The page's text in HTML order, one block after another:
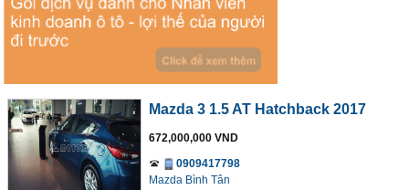
Mazda 3 1.5 AT Hatchback 2017
672,000,000 VND
0909417798
Mazda Bình Tân